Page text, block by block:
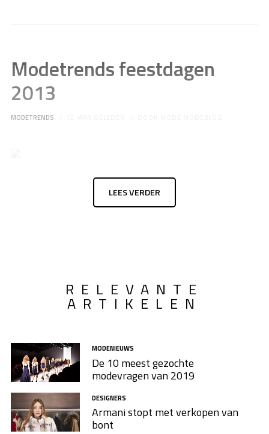
Modetrends feestdagen
2013
MODETRENDS
LEES VERDER
RELEVANTE
ARTIKELEN
MODENIEUWS
De 10 meest gezochte
modevragen van 2019
DESIGNERS
Armani stopt met verkopen van
bont